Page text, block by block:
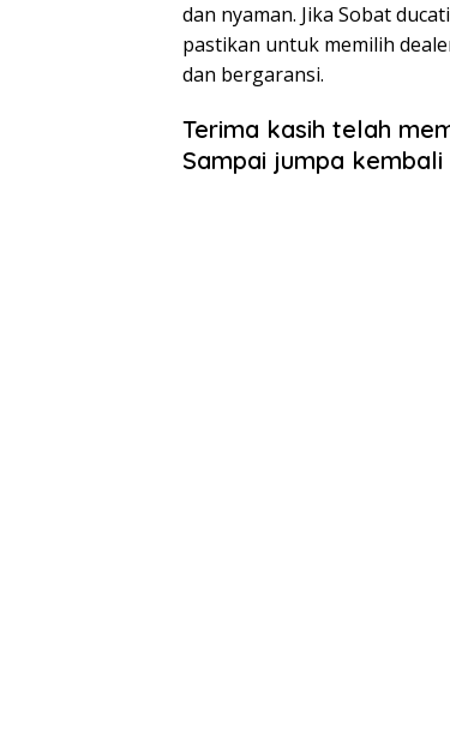
dan nyaman. Jika Sobat
pastikan untuk memilih
dan bergaransi.
Terima kasih telah
Sampai jumpa